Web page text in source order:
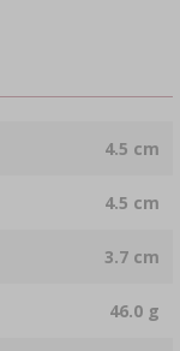
4.5 cm
4.5 cm
3.7 cm
46.0 g